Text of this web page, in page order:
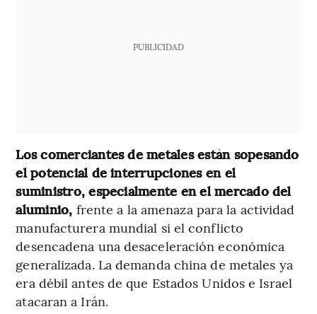
PUBLICIDAD
Los comerciantes de metales están sopesando
el potencial de interrupciones en el
suministro, especialmente en el mercado del
aluminio, frente a la amenaza para la actividad
manufacturera mundial si el conflicto
desencadena una desaceleración económica
generalizada. La demanda china de metales ya
era débil antes de que Estados Unidos e Israel
atacaran a Irán.